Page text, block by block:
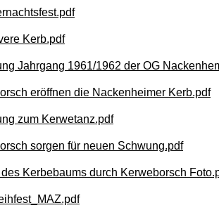
Kerb.pdf
Jahrgang 1961/1962 der OG
eröffnen die Nackenheimer Kerb.pdf
zum Kerwetanz.pdf
sorgen für neuen Schwung.pdf
Kerbebaums durch Kerweborsch